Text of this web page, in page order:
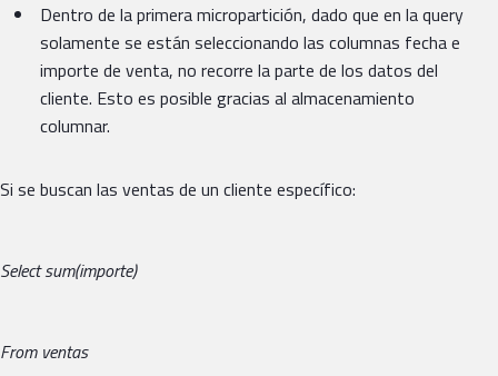
Dentro de la primera micropartición, dado que en la query
solamente se están seleccionando las columnas fecha e
importe de venta, no recorre la parte de los datos del
cliente. Esto es posible gracias al almacenamiento
columnar.
Si se buscan las ventas de un cliente específico:
Select sum(importe)
From ventas